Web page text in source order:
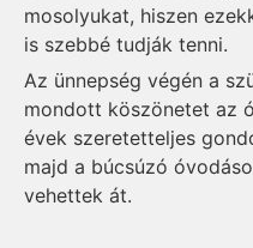
mosolyukat, hiszen
is szebbé tudják tenni.
Az ünnepség végén a
mondott köszönetet az
évek szeretetteljes
majd a búcsúzó
vehettek át.